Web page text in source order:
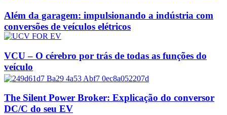
Além da garagem: impulsionando a indústria com
conversões de veículos elétricos
VCU – O cérebro por trás de todas as funções do
veículo
The Silent Power Broker: Explicação do conversor
DC/C do seu EV